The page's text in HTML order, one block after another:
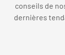
conseils de
dernières